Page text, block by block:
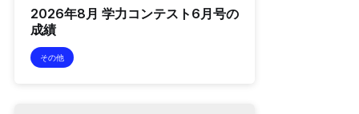
2026年8月 学力コンテスト6月号の
成績
その他